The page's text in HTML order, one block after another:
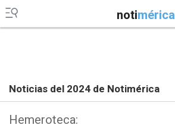
notimérica
Noticias del 2024 de Notimérica
Hemeroteca: